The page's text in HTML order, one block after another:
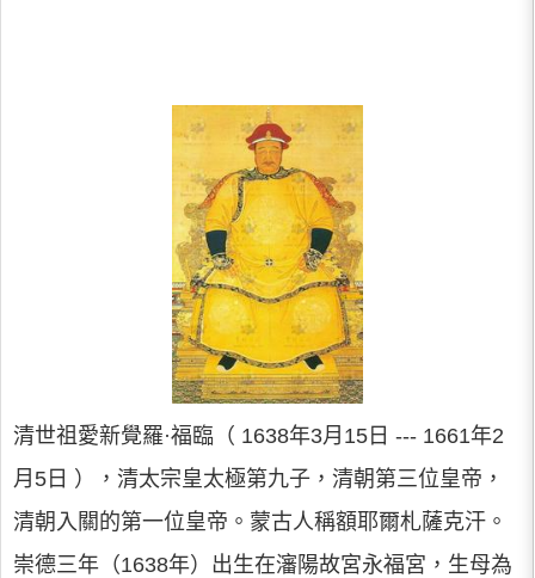
清世祖愛新覺羅·福臨（ 1638年3月15日 --- 1661年2
月5日 ），清太宗皇太極第九子，清朝第三位皇帝，
清朝入關的第一位皇帝。蒙古人稱額耶爾札薩克汗。
崇德三年（1638年）出生在瀋陽故宮永福宮，生母為